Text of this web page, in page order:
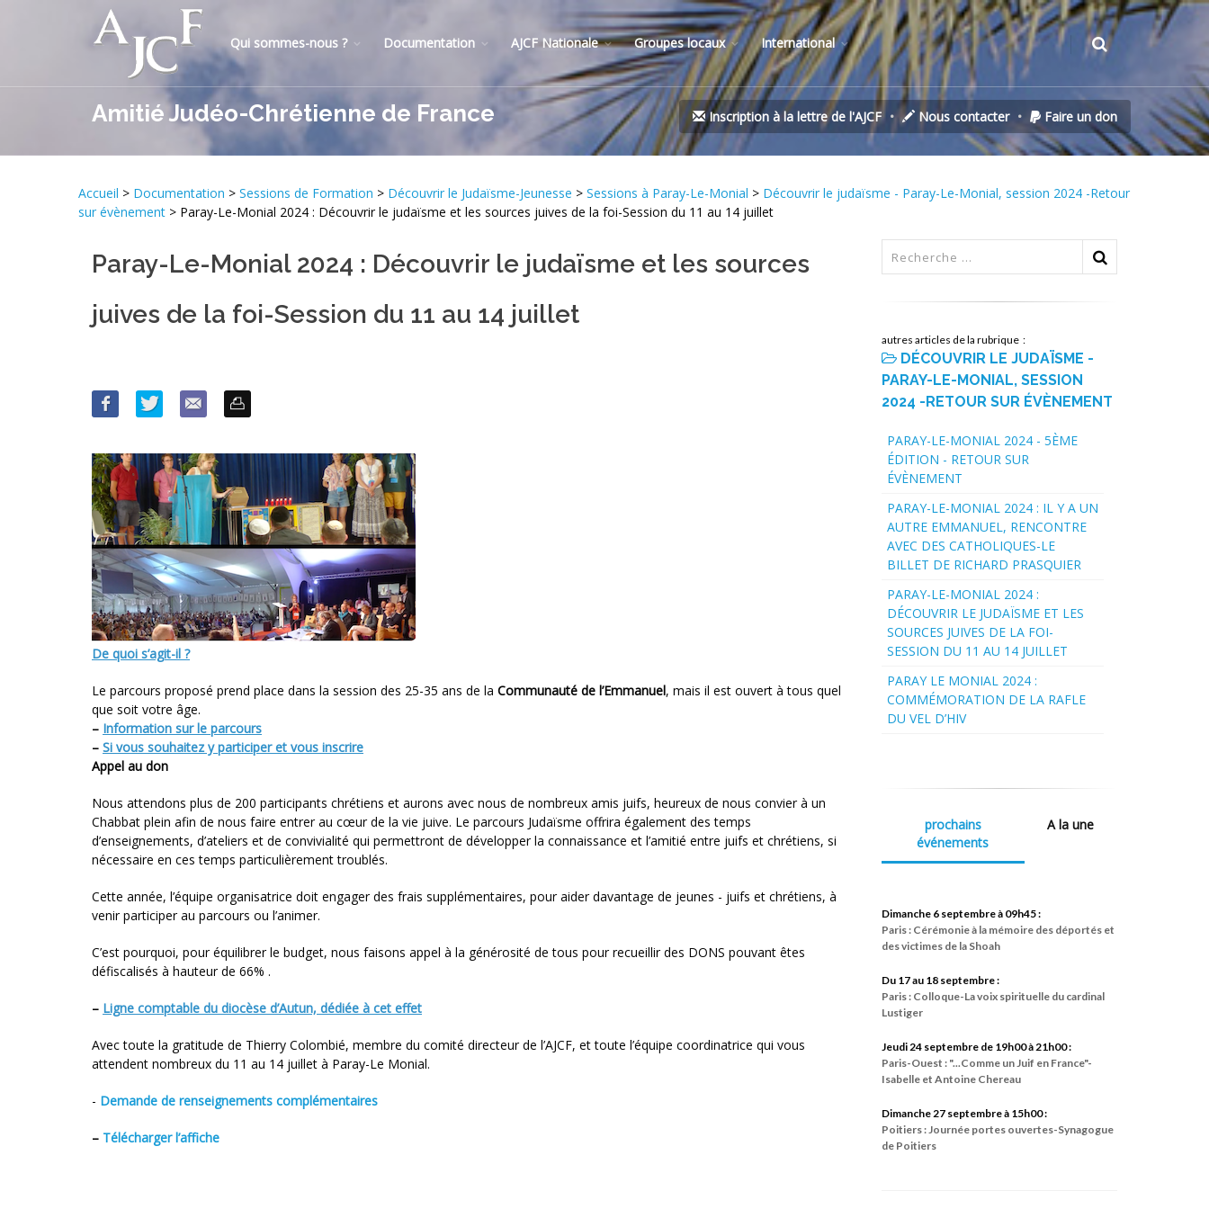
Qui sommes-nous ? Documentation AJCF Nationale Groupes locaux International
Amitié Judéo-Chrétienne de France Inscription à la lettre de l'AJCF Nous contacter Faire un don
Accueil > Documentation > Sessions de Formation > Découvrir le Judaïsme-Jeunesse > Sessions à Paray-Le-Monial > Découvrir le judaïsme - Paray-Le-Monial, session 2024 -Retour
sur évènement > Paray-Le-Monial 2024 : Découvrir le judaïsme et les sources juives de la foi-Session du 11 au 14 juillet
Paray-Le-Monial 2024 : Découvrir le judaïsme et les sources
juives de la foi-Session du 11 au 14 juillet
De quoi s’agit-il ?
Le parcours proposé prend place dans la session des 25-35 ans de la Communauté de l’Emmanuel, mais il est ouvert à tous quel
que soit votre âge.
– Information sur le parcours
– Si vous souhaitez y participer et vous inscrire
Appel au don
Nous attendons plus de 200 participants chrétiens et aurons avec nous de nombreux amis juifs, heureux de nous convier à un
Chabbat plein afin de nous faire entrer au cœur de la vie juive. Le parcours Judaïsme offrira également des temps
d’enseignements, d’ateliers et de convivialité qui permettront de développer la connaissance et l’amitié entre juifs et chrétiens, si
nécessaire en ces temps particulièrement troublés.
Cette année, l’équipe organisatrice doit engager des frais supplémentaires, pour aider davantage de jeunes - juifs et chrétiens, à
venir participer au parcours ou l’animer.
C’est pourquoi, pour équilibrer le budget, nous faisons appel à la générosité de tous pour recueillir des DONS pouvant êtes
défiscalisés à hauteur de 66% .
– Ligne comptable du diocèse d’Autun, dédiée à cet effet
Avec toute la gratitude de Thierry Colombié, membre du comité directeur de l’AJCF, et toute l’équipe coordinatrice qui vous
attendent nombreux du 11 au 14 juillet à Paray-Le Monial.
- Demande de renseignements complémentaires
– Télécharger l’affiche
autres articles de la rubrique :
DÉCOUVRIR LE JUDAÏSME -
PARAY-LE-MONIAL, SESSION
2024 -RETOUR SUR ÉVÈNEMENT
PARAY-LE-MONIAL 2024 - 5ÈME
ÉDITION - RETOUR SUR
ÉVÈNEMENT
PARAY-LE-MONIAL 2024 : IL Y A UN
AUTRE EMMANUEL, RENCONTRE
AVEC DES CATHOLIQUES-LE
BILLET DE RICHARD PRASQUIER
PARAY-LE-MONIAL 2024 :
DÉCOUVRIR LE JUDAÏSME ET LES
SOURCES JUIVES DE LA FOI-
SESSION DU 11 AU 14 JUILLET
PARAY LE MONIAL 2024 :
COMMÉMORATION DE LA RAFLE
DU VEL D’HIV
prochains
événements
A la une
Dimanche 6 septembre à 09h45 :
Paris : Cérémonie à la mémoire des déportés et
des victimes de la Shoah
Du 17 au 18 septembre :
Paris : Colloque-La voix spirituelle du cardinal
Lustiger
Jeudi 24 septembre de 19h00 à 21h00 :
Paris-Ouest : "...Comme un Juif en France"-
Isabelle et Antoine Chereau
Dimanche 27 septembre à 15h00 :
Poitiers : Journée portes ouvertes-Synagogue
de Poitiers